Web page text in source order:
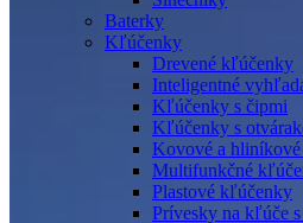
Baterky
Kľúčenky
Drevené kľúčenky
Inteligentné
Kľúčenky s čipmi
Kľúčenky s
Kovové a
Multifunkčné
Plastové kľúčenky
Prívesky na kľúče